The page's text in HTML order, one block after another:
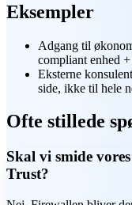
Eksempler
Adgang til
compliant enhed
Eksterne
side, ikke til hele
Ofte stillede
Skal vi smide
Trust?